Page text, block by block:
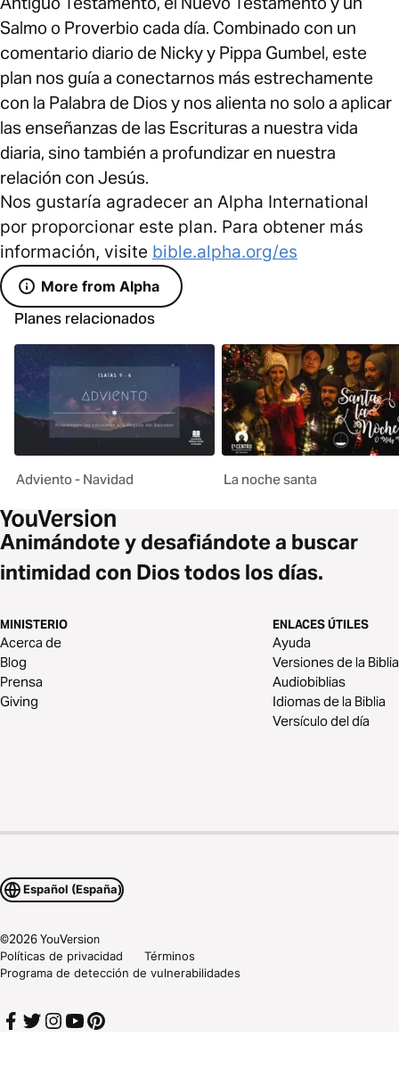
Salmo o Proverbio cada día. Combinado con un
comentario diario de Nicky y Pippa Gumbel, este
plan nos guía a conectarnos más estrechamente
con la Palabra de Dios y nos alienta no solo a aplicar
las enseñanzas de las Escrituras a nuestra vida
diaria, sino también a profundizar en nuestra
relación con Jesús.
Nos gustaría agradecer an Alpha International
por proporcionar este plan. Para obtener más
información, visite bible.alpha.org/es
More from Alpha
Planes relacionados
Adviento - Navidad La noche santa
Animándote y desafiándote a buscar
intimidad con Dios todos los días.
MINISTERIO
Acerca de
Blog
Prensa
Giving
ENLACES ÚTILES
Ayuda
Versiones de la Biblia
Audiobiblias
Idiomas de la Biblia
Versículo del día
Español (España)
©2026YouVersion
Políticas de privacidad
Términos
Programa de detección de vulnerabilidades